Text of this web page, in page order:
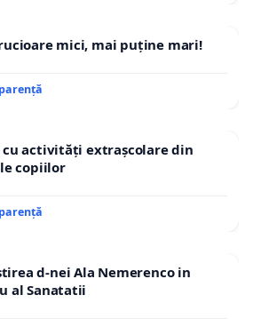
mici, mai puține mari!
cu activități extrașcolare din
copiilor
d-nei Ala Nemerenco in
al Sanatatii